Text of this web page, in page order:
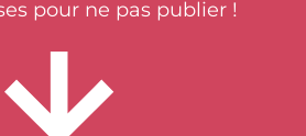
pour ne pas publier !